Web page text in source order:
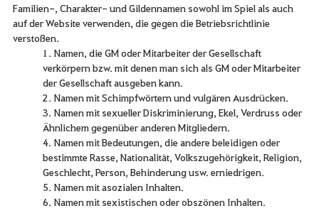
Familien-, Charakter- und Gildennamen sowohl im Spiel als auch
auf der Website verwenden, die gegen die Betriebsrichtlinie
verstoßen.
1. Namen, die GM oder Mitarbeiter der Gesellschaft
verkörpern bzw. mit denen man sich als GM oder Mitarbeiter
der Gesellschaft ausgeben kann.
2. Namen mit Schimpfwörtern und vulgären Ausdrücken.
3. Namen mit sexueller Diskriminierung, Ekel, Verdruss oder
Ähnlichem gegenüber anderen Mitgliedern.
4. Namen mit Bedeutungen, die andere beleidigen oder
bestimmte Rasse, Nationalität, Volkszugehörigkeit, Religion,
Geschlecht, Person, Behinderung usw. erniedrigen.
5. Namen mit asozialen Inhalten.
6. Namen mit sexistischen oder obszönen Inhalten.